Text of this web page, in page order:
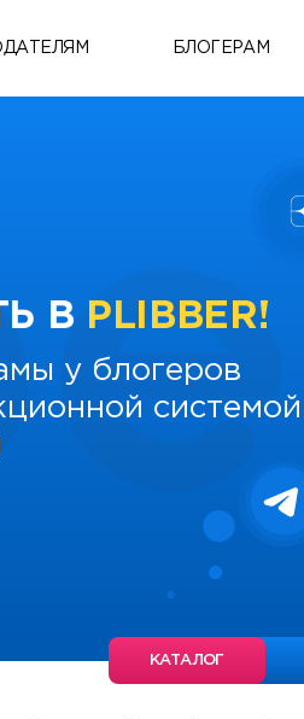
БЛОГЕРАМ
В PLIBBER!
у блогеров
системой
КАТАЛОГ